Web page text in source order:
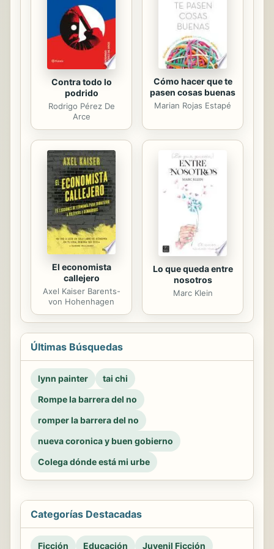
Contra todo lo
podrido
Rodrigo Pérez De
Arce
Cómo hacer que te
pasen cosas buenas
Marian Rojas Estapé
El economista
callejero
Axel Kaiser Barents-
von Hohenhagen
Lo que queda entre
nosotros
Marc Klein
Últimas Búsquedas
lynn painter
tai chi
Rompe la barrera del no
romper la barrera del no
nueva coronica y buen gobierno
Colega dónde está mi urbe
Categorías Destacadas
Ficción Educación Juvenil Ficción